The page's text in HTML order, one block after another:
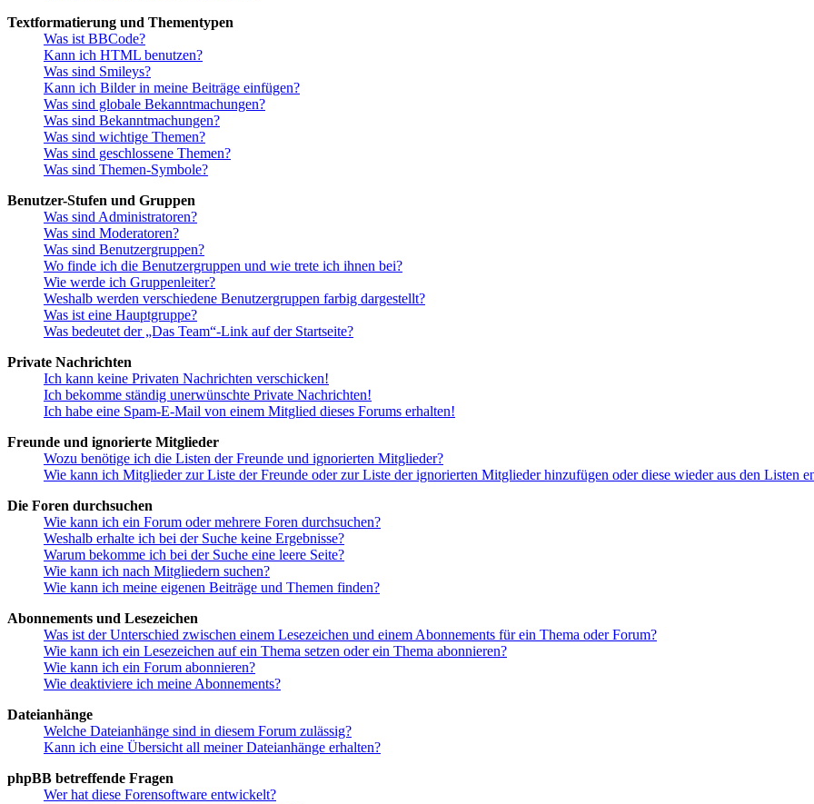
Textformatierung und Thementypen
Was ist BBCode?
Kann ich HTML benutzen?
Was sind Smileys?
Kann ich Bilder in meine Beiträge einfügen?
Was sind globale Bekanntmachungen?
Was sind Bekanntmachungen?
Was sind wichtige Themen?
Was sind geschlossene Themen?
Was sind Themen-Symbole?
Benutzer-Stufen und Gruppen
Was sind Administratoren?
Was sind Moderatoren?
Was sind Benutzergruppen?
Wo finde ich die Benutzergruppen und wie trete ich ihnen bei?
Wie werde ich Gruppenleiter?
Weshalb werden verschiedene Benutzergruppen farbig dargestellt?
Was ist eine Hauptgruppe?
Was bedeutet der „Das Team“-Link auf der Startseite?
Private Nachrichten
Ich kann keine Privaten Nachrichten verschicken!
Ich bekomme ständig unerwünschte Private Nachrichten!
Ich habe eine Spam-E-Mail von einem Mitglied dieses Forums erhalten!
Freunde und ignorierte Mitglieder
Wozu benötige ich die Listen der Freunde und ignorierten Mitglieder?
Wie kann ich Mitglieder zur Liste der Freunde oder zur Liste der ignorierten Mitglieder hinzufügen oder diese wieder aus den Listen
Die Foren durchsuchen
Wie kann ich ein Forum oder mehrere Foren durchsuchen?
Weshalb erhalte ich bei der Suche keine Ergebnisse?
Warum bekomme ich bei der Suche eine leere Seite?
Wie kann ich nach Mitgliedern suchen?
Wie kann ich meine eigenen Beiträge und Themen finden?
Abonnements und Lesezeichen
Was ist der Unterschied zwischen einem Lesezeichen und einem Abonnements für ein Thema oder Forum?
Wie kann ich ein Lesezeichen auf ein Thema setzen oder ein Thema abonnieren?
Wie kann ich ein Forum abonnieren?
Wie deaktiviere ich meine Abonnements?
Dateianhänge
Welche Dateianhänge sind in diesem Forum zulässig?
Kann ich eine Übersicht all meiner Dateianhänge erhalten?
phpBB betreffende Fragen
Wer hat diese Forensoftware entwickelt?